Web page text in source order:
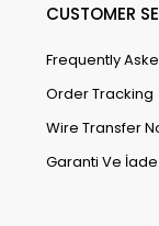
CUSTOMER
Frequently
Order Tracking
Wire Transfer
Garanti Ve İade